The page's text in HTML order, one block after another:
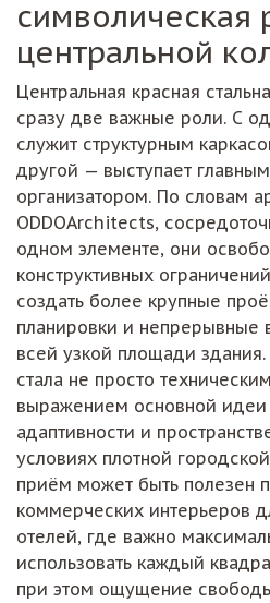
символическая
центральной
Центральная красная
сразу две важные роли. С
служит структурным
другой — выступает
организатором. По словам
ODDOArchitects,
одном элементе, они
конструктивных
создать более крупные
планировки и непрерывные
всей узкой площади здания.
стала не просто
выражением основной идеи
адаптивности и
условиях плотной
приём может быть полезен
коммерческих интерьеров
отелей, где важно
использовать каждый
при этом ощущение